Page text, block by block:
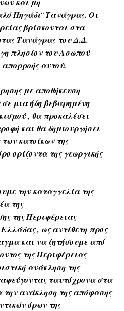
Πηγάδι¨ Τανάγρας. Οι
βρίσκονται στα
Τανάγρας του Δ.Δ.
πλησίον του Ασωπού
αυτού.
με αποθήκευση
μια ήδη βεβαρημένη
, θα προκαλέσει
και θα δημιουργήσει
κατοίκων της
ορίζοντα της γεωργικής
την καταγγελία της
της
της Περιφέρειας
, ως αντίθετη προς
και να ζητήσουμε από
της Περιφέρειας
ανάκληση της
ταυτόχρονα στα
την ανάκληση της απόφασης
όρων της